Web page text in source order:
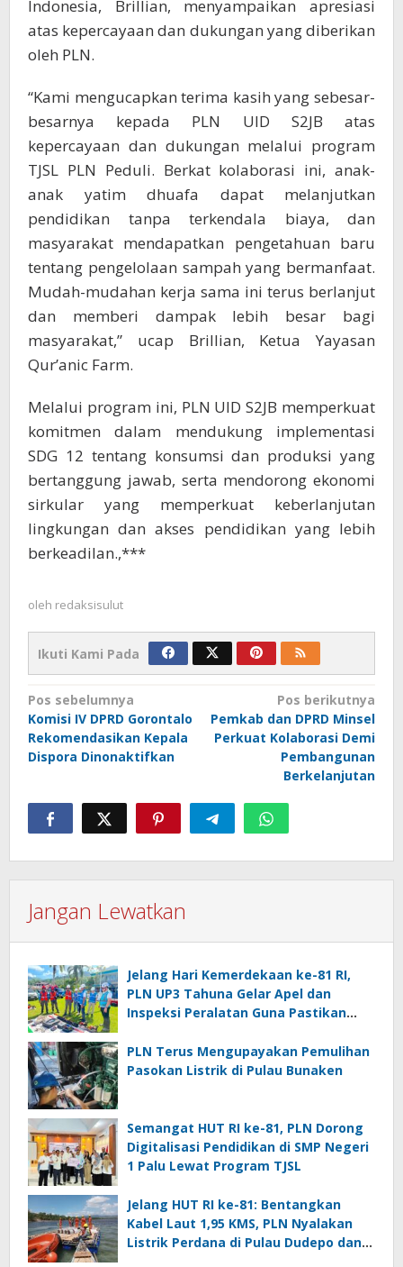
Indonesia, Brillian, menyampaikan apresiasi
atas kepercayaan dan dukungan yang diberikan
oleh PLN.
“Kami mengucapkan terima kasih yang sebesar-
besarnya kepada PLN UID S2JB atas
kepercayaan dan dukungan melalui program
TJSL PLN Peduli. Berkat kolaborasi ini, anak-
anak yatim dhuafa dapat melanjutkan
pendidikan tanpa terkendala biaya, dan
masyarakat mendapatkan pengetahuan baru
tentang pengelolaan sampah yang bermanfaat.
Mudah-mudahan kerja sama ini terus berlanjut
dan memberi dampak lebih besar bagi
masyarakat,” ucap Brillian, Ketua Yayasan
Qur’anic Farm.
Melalui program ini, PLN UID S2JB memperkuat
komitmen dalam mendukung implementasi
SDG 12 tentang konsumsi dan produksi yang
bertanggung jawab, serta mendorong ekonomi
sirkular yang memperkuat keberlanjutan
lingkungan dan akses pendidikan yang lebih
berkeadilan.,***
oleh redaksisulut
Ikuti Kami Pada
Navigasi
pos
Pos sebelumnya
Komisi IV DPRD Gorontalo
Rekomendasikan Kepala
Dispora Dinonaktifkan
Pos berikutnya
Pemkab dan DPRD Minsel
Perkuat Kolaborasi Demi
Pembangunan
Berkelanjutan
Jangan Lewatkan
Jelang Hari Kemerdekaan ke-81 RI,
PLN UP3 Tahuna Gelar Apel dan
Inspeksi Peralatan Guna Pastikan
Utara
PLN Terus Mengupayakan Pemulihan
Pasokan Listrik di Pulau Bunaken
Semangat HUT RI ke-81, PLN Dorong
Digitalisasi Pendidikan di SMP Negeri
1 Palu Lewat Program TJSL
Jelang HUT RI ke-81: Bentangkan
Kabel Laut 1,95 KMS, PLN Nyalakan
Listrik Perdana di Pulau Dudepo dan